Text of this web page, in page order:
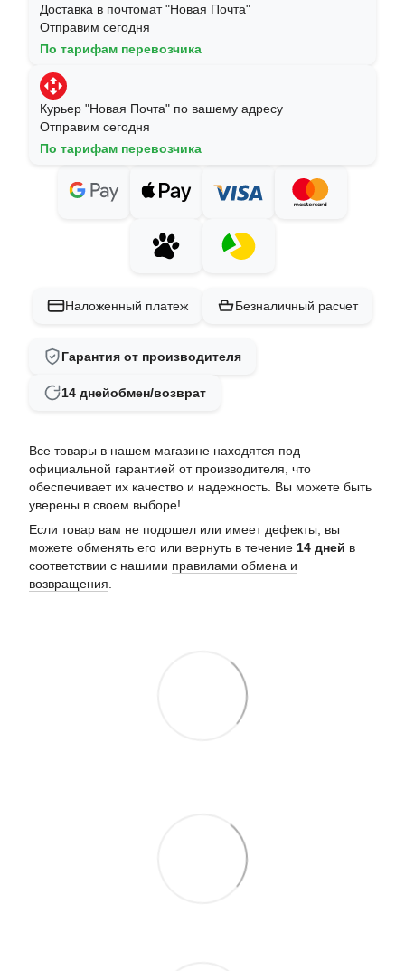
Доставка в почтомат "Новая Почта"
Отправим сегодня
По тарифам перевозчика
Курьер "Новая Почта" по вашему адресу
Отправим сегодня
По тарифам перевозчика
Наложенный платеж Безналичный расчет
Гарантия от производителя
14 днейобмен/возврат
Все товары в нашем магазине находятся под
официальной гарантией от производителя, что
обеспечивает их качество и надежность. Вы можете быть
уверены в своем выборе!
Если товар вам не подошел или имеет дефекты, вы
можете обменять его или вернуть в течение 14 дней в
соответствии с нашими правилами обмена и
возвращения